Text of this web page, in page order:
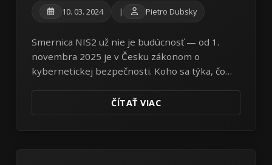
10. 03. 2024 | Pietro Dubsky
Smernica NIS2 už nie je budúcnosť — od 1.
novembra 2025 je v Česku zákonom o
kybernetickej bezpečnosti. Koho sa týka, čo
ČÍTAŤ VIAC